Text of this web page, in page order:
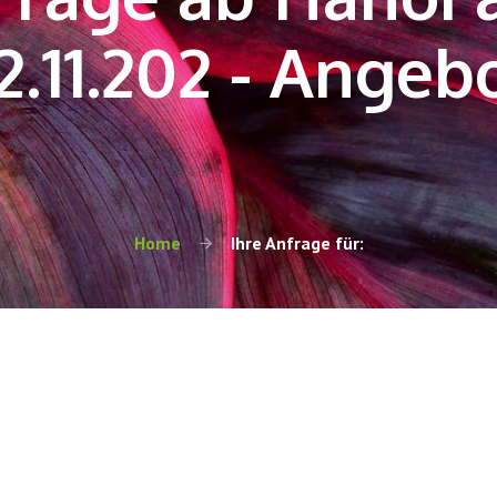
-
Home Ihre Anfrage für: